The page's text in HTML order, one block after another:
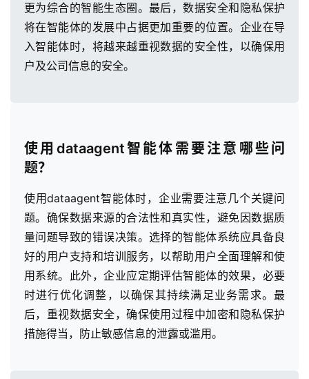
更为综合的智能生态圈。最后，数据安全和隐私保护
将在智能体的发展中占据更加重要的位置。企业在导
入智能体时，将越来越重视数据的安全性，以确保用
户及公司信息的安全。
使用dataagent智能体需要注意哪些问
题？
使用dataagent智能体时，企业需要注意几个关键问
题。确保数据来源的合法性和真实性，避免因数据质
量问题导致的错误决策。选择的智能体系统应具备良
好的用户支持和培训服务，以帮助用户全面理解和使
用系统。此外，企业应定期评估智能体的效果，必要
时进行优化调整，以确保其持续满足业务需求。最
后，重视数据安全，确保使用过程中加密和隐私保护
措施得当，防止敏感信息的泄露或滥用。